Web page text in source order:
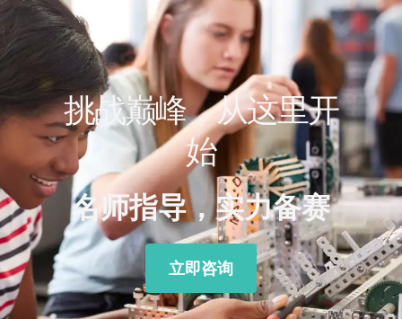
挑战巅峰，从这里开
始
名师指导，实力备赛
立即咨询